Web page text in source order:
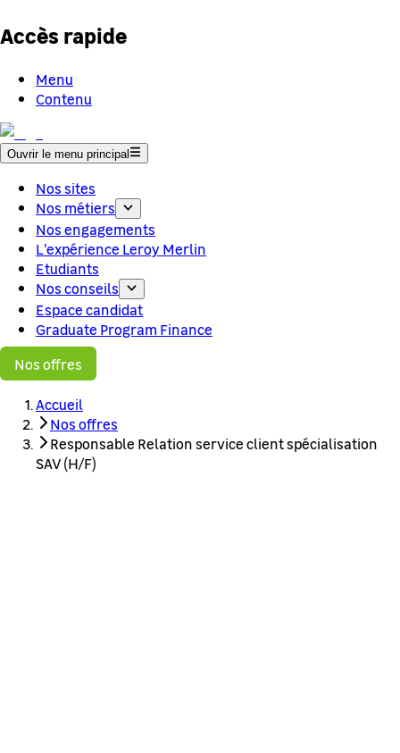
Accès rapide
Menu
Contenu
Ouvrir le menu principal
Nos sites
Nos métiers
Nos engagements
L'expérience Leroy Merlin
Etudiants
Nos conseils
Espace candidat
Graduate Program Finance
Nos offres
Accueil
Nos offres
Responsable Relation service client spécialisation
SAV (H/F)